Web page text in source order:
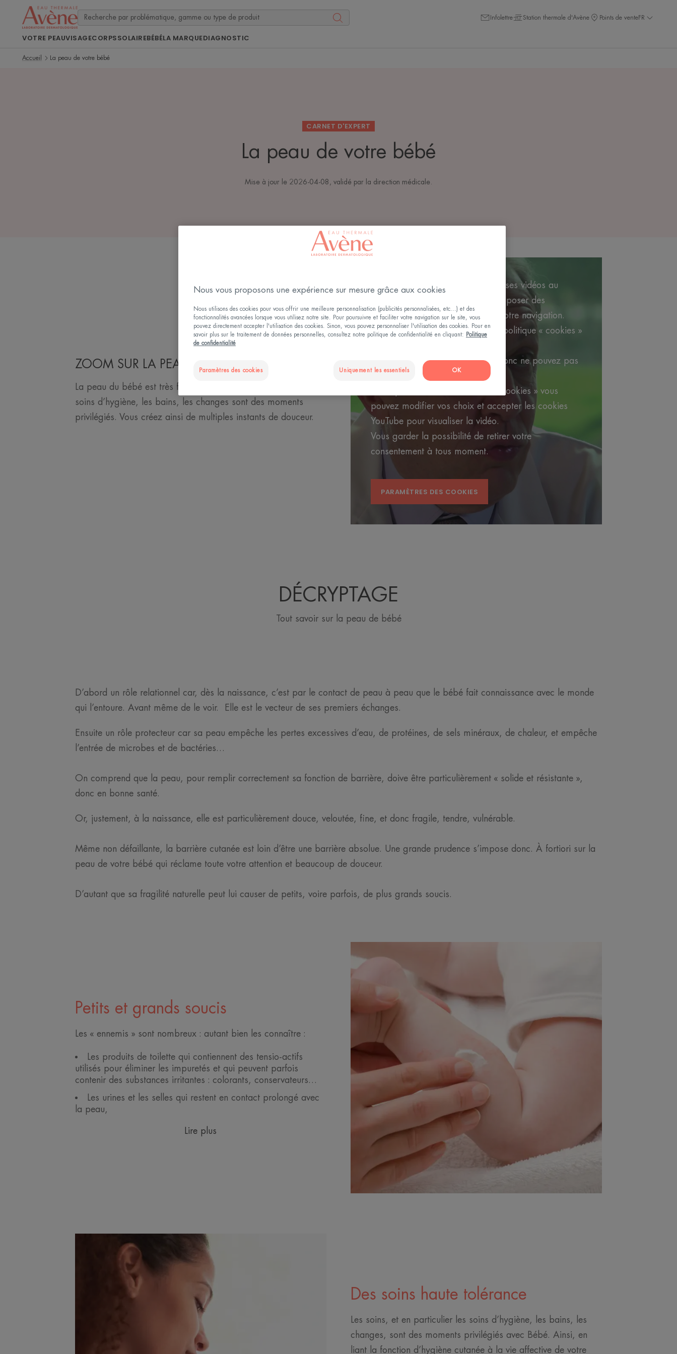
Infolettre Station thermale d'Avène Points de venteFR
VOTRE PEAUVISAGECORPSSOLAIREBÉBÉLA MARQUEDIAGNOSTIC
Accueil La peau de votre bébé
CARNET D'EXPERT
La peau de votre bébé
Mise à jour le 2026-04-08 , validé par la direction médicale
ZOOM SUR LA PEAU DE VOTRE BÉBÉ
La peau du bébé est très fragile. Les soins, et en particulier les
soins d’hygiène, les bains, les changes sont des moments
privilégiés. Vous créez ainsi de multiples instants de douceur.
YouTube conditionne la lecture de ses vidéos au
dépôt de cookies afin de vous proposer des
publicités ciblées en fonction de votre navigation.
Pour plus d'information, visiter la politique « cookies »
Vous avez refusé ses cookies et donc ne pouvez pas
visionner la vidéo.
En cliquant sur « Paramètres des cookies » vous
pouvez modifier vos choix et accepter les cookies
YouTube pour visualiser la vidéo.
Vous garder la possibilité de retirer votre
consentement à tous moment.
PARAMÈTRES DES COOKIES
DÉCRYPTAGE
Tout savoir sur la peau de bébé
D’abord un rôle relationnel car, dès la naissance, c’est par le contact de peau à peau que le bébé fait connaissance avec le monde
qui l’entoure. Avant même de le voir. Elle est le vecteur de ses premiers échanges.
Ensuite un rôle protecteur car sa peau empêche les pertes excessives d’eau, de protéines, de sels minéraux, de chaleur, et empêche
l’entrée de microbes et de bactéries…
On comprend que la peau, pour remplir correctement sa fonction de barrière, doive être particulièrement « solide et résistante »,
donc en bonne santé.
Or, justement, à la naissance, elle est particulièrement douce, veloutée, fine, et donc fragile, tendre, vulnérable.
Même non défaillante, la barrière cutanée est loin d’être une barrière absolue. Une grande prudence s’impose donc. À fortiori sur la
peau de votre bébé qui réclame toute votre attention et beaucoup de douceur.
D’autant que sa fragilité naturelle peut lui causer de petits, voire parfois, de plus grands soucis.
Petits et grands soucis
Les « ennemis » sont nombreux : autant bien les connaître :
Les produits de toilette qui contiennent des tensio-actifs
utilisés pour éliminer les impuretés et qui peuvent parfois
contenir des substances irritantes : colorants, conservateurs…
Les urines et les selles qui restent en contact prolongé avec
la peau,
Lire plus
Des soins haute tolérance
Les soins, et en particulier les soins d’hygiène, les bains, les
changes, sont des moments privilégiés avec Bébé. Ainsi, en
liant la fonction d’hygiène cutanée à la vie affective de votre
Nous vous proposons une expérience sur mesure grâce aux cookies
Nous utilisons des cookies pour vous offrir une meilleure personnalisation (publicités personnalisées, etc...) et des
fonctionnalités avancées lorsque vous utilisez notre site. Pour poursuivre et faciliter votre navigation sur le site, vous
pouvez directement accepter l'utilisation des cookies. Sinon, vous pouvez personnaliser l'utilisation des cookies. Pour en
savoir plus sur le traitement de données personnelles, consultez notre politique de confidentialité en cliquant:
Politique
de confidentialité
Paramètres des cookies Uniquement les essentiels OK